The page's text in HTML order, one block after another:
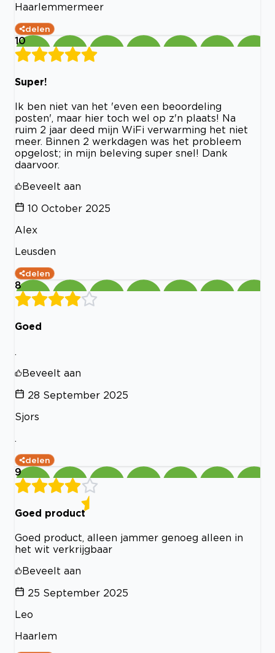
Haarlemmermeer
delen
10
Super!
Ik ben niet van het 'even een beoordeling
posten', maar hier toch wel op z'n plaats! Na
ruim 2 jaar deed mijn WiFi verwarming het niet
meer. Binnen 2 werkdagen was het probleem
opgelost; in mijn beleving super snel! Dank
daarvoor.
Beveelt aan
10 October 2025
Alex
Leusden
delen
8
Goed
Beveelt aan
28 September 2025
Sjors
delen
9
Goed product
Goed product, alleen jammer genoeg alleen in
het wit verkrijgbaar
Beveelt aan
25 September 2025
Leo
Haarlem